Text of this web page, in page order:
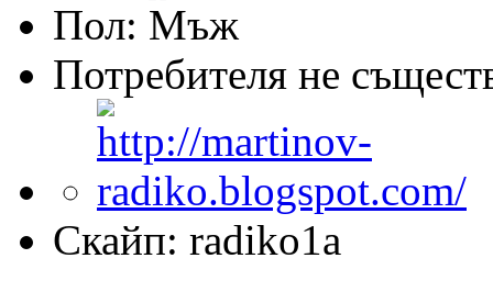
Пол:
Потребителя не
Скайп: radiko1a